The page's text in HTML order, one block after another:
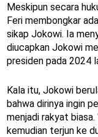
Meskipun secara
Feri membongkar
sikap Jokowi. Ia
diucapkan Jokowi
presiden pada 2024
Kala itu, Jokowi
bahwa dirinya ingin
menjadi rakyat
kemudian terjun ke